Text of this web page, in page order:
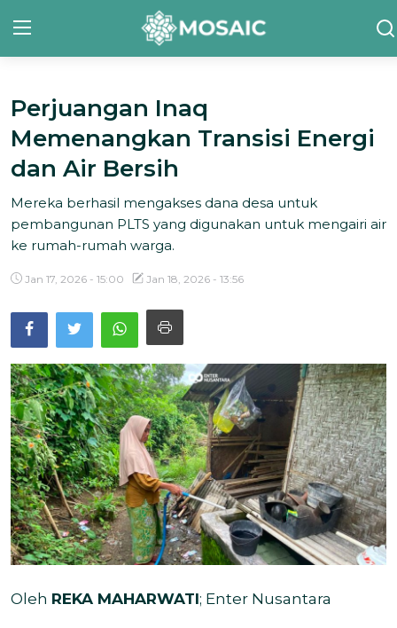
Contact
Tentang Kami
Team Kami
Galeri
Sorotan Berita
Bahasa
Perjuangan Inaq
Memenangkan Transisi Energi
dan Air Bersih
Mereka berhasil mengakses dana desa untuk
pembangunan PLTS yang digunakan untuk mengairi air
ke rumah-rumah warga.
Jan 17, 2026 - 15:00 Jan 18, 2026 - 13:56
Oleh REKA MAHARWATI; Enter Nusantara